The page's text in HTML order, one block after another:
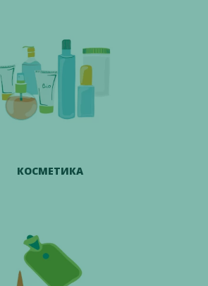
КОСМЕТИКА